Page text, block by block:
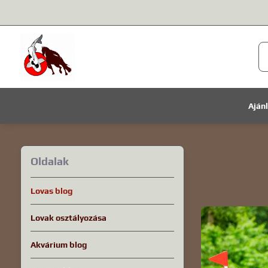
Oldalak
Lovas blog
Lovak osztályozása
Akvárium blog